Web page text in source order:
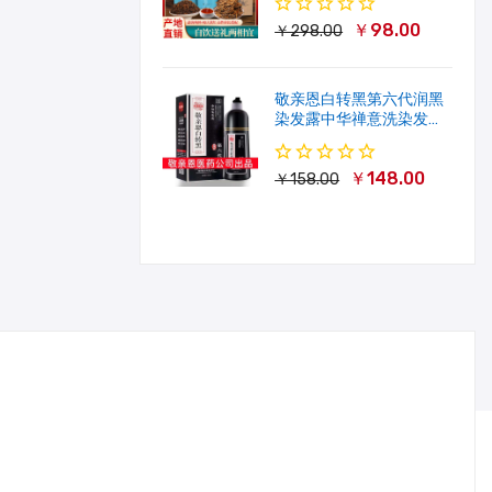
￥298.00 ￥98.00
敬亲恩白转黑第六代润黑
染发露中华禅意洗染发剂
一洗就黑500ml
￥158.00 ￥148.00